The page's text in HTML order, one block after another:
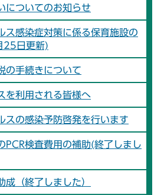
についてのお知らせ
ス感染症対策に係る保育施設の
25日更新)
の手続きについて
を利用される皆様へ
スの感染予防啓発を行います
PCR検査費用の補助(終了しまし
成（終了しました）